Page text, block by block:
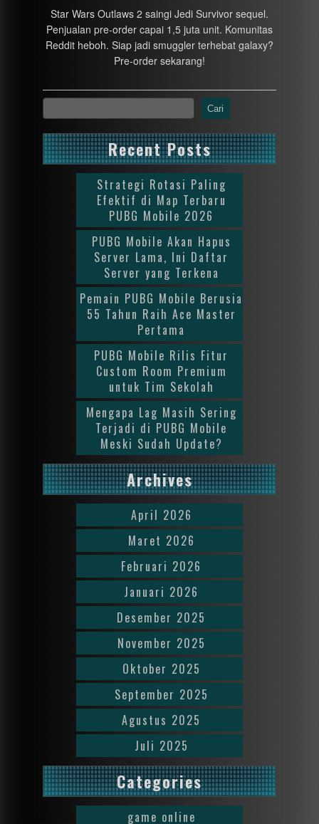
Star Wars Outlaws 2 saingi Jedi Survivor sequel.
Penjualan pre-order capai 1,5 juta unit. Komunitas
Reddit heboh. Siap jadi smuggler terhebat galaxy?
Pre-order sekarang!
Cari
Recent Posts
Strategi Rotasi Paling
Efektif di Map Terbaru
PUBG Mobile 2026
PUBG Mobile Akan Hapus
Server Lama, Ini Daftar
Server yang Terkena
Pemain PUBG Mobile Berusia
55 Tahun Raih Ace Master
Pertama
PUBG Mobile Rilis Fitur
Custom Room Premium
untuk Tim Sekolah
Mengapa Lag Masih Sering
Terjadi di PUBG Mobile
Meski Sudah Update?
Archives
April 2026
Maret 2026
Februari 2026
Januari 2026
Desember 2025
November 2025
Oktober 2025
September 2025
Agustus 2025
Juli 2025
Categories
game online